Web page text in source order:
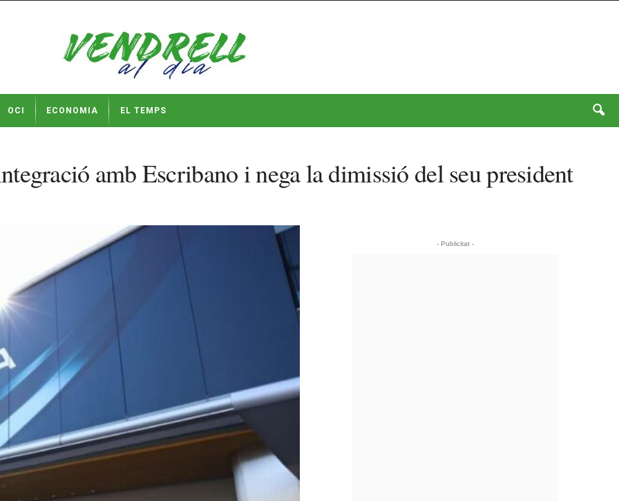
OCI ECONOMIA EL TEMPS
amb Escribano i nega la dimissió del seu president
- Publicitat -